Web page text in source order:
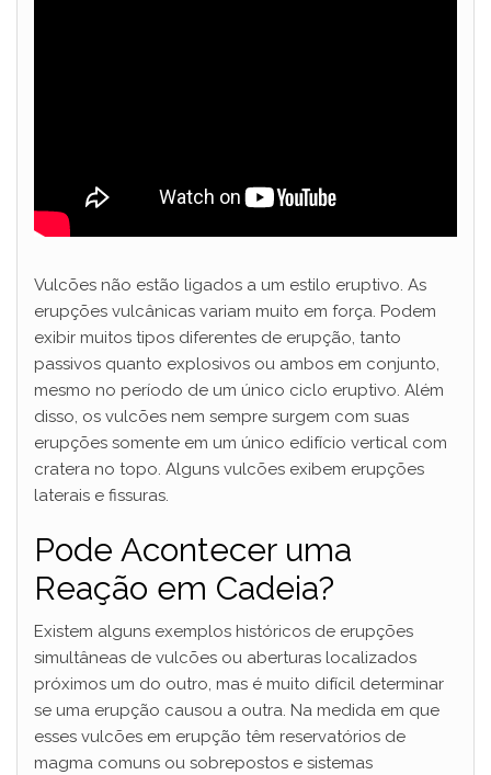
Vulcões não estão ligados a um estilo eruptivo. As
erupções vulcânicas variam muito em força. Podem
exibir muitos tipos diferentes de erupção, tanto
passivos quanto explosivos ou ambos em conjunto,
mesmo no período de um único ciclo eruptivo. Além
disso, os vulcões nem sempre surgem com suas
erupções somente em um único edifício vertical com
cratera no topo. Alguns vulcões exibem erupções
laterais e fissuras.
Pode Acontecer uma
Reação em Cadeia?
Existem alguns exemplos históricos de erupções
simultâneas de vulcões ou aberturas localizados
próximos um do outro, mas é muito difícil determinar
se uma erupção causou a outra. Na medida em que
esses vulcões em erupção têm reservatórios de
magma comuns ou sobrepostos e sistemas